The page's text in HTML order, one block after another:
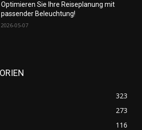
Optimieren Sie Ihre Reiseplanung mit
passender Beleuchtung!
2026-05-07
323
273
116